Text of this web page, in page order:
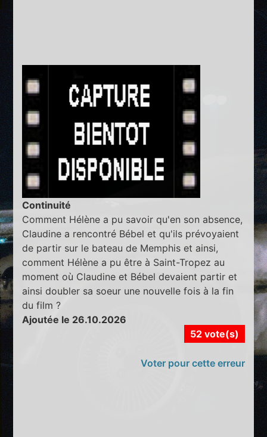
Continuité
Comment Hélène a pu savoir qu'en son absence,
Claudine a rencontré Bébel et qu'ils prévoyaient
de partir sur le bateau de Memphis et ainsi,
comment Hélène a pu être à Saint-Tropez au
moment où Claudine et Bébel devaient partir et
ainsi doubler sa soeur une nouvelle fois à la fin
du film ?
Ajoutée le 26.10.2026
52 vote(s)
Voter pour cette erreur